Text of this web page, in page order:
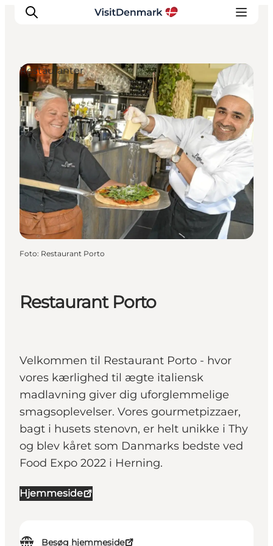
Inspiration
Destinationer
Oplevelser
Overnatning
Planlæg ferien
Restaurant Porto
Velkommen til Restaurant Porto - hvor
vores kærlighed til ægte italiensk
madlavning giver dig uforglemmelige
smagsoplevelser. Vores gourmetpizzaer,
bagt i husets stenovn, er helt unikke i Thy
og blev kåret som Danmarks bedste ved
Food Expo 2022 i Herning.
Hjemmeside
Besøg hjemmeside
Restauranter
Foto: Restaurant Porto